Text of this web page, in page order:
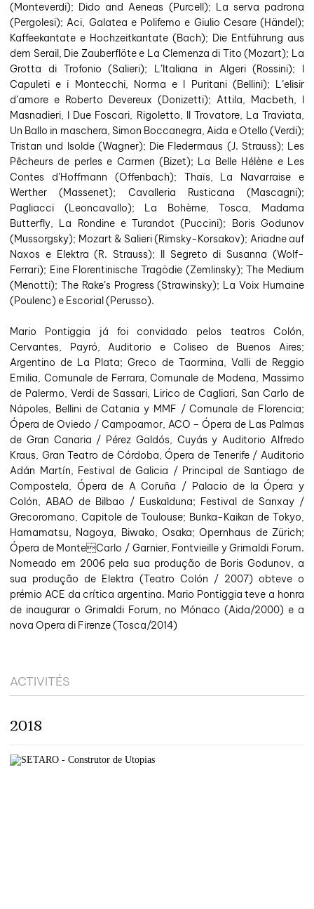
(Monteverdi); Dido and Aeneas (Purcell); La serva padrona
(Pergolesi); Aci, Galatea e Polifemo e Giulio Cesare (Händel);
Kaffeekantate e Hochzeitkantate (Bach); Die Entführung aus
dem Serail, Die Zauberflöte e La Clemenza di Tito (Mozart); La
Grotta di Trofonio (Salieri); L’Italiana in Algeri (Rossini); I
Capuleti e i Montecchi, Norma e I Puritani (Bellini); L’elisir
d’amore e Roberto Devereux (Donizetti); Attila, Macbeth, I
Masnadieri, I Due Foscari, Rigoletto, Il Trovatore, La Traviata,
Un Ballo in maschera, Simon Boccanegra, Aida e Otello (Verdi);
Tristan und Isolde (Wagner); Die Fledermaus (J. Strauss); Les
Pêcheurs de perles e Carmen (Bizet); La Belle Hélène e Les
Contes d’Hoffmann (Offenbach); Thaïs, La Navarraise e
Werther (Massenet); Cavalleria Rusticana (Mascagni);
Pagliacci (Leoncavallo); La Bohème, Tosca, Madama
Butterfly, La Rondine e Turandot (Puccini); Boris Godunov
(Mussorgsky); Mozart & Salieri (Rimsky-Korsakov); Ariadne auf
Naxos e Elektra (R. Strauss); Il Segreto di Susanna (Wolf-
Ferrari); Eine Florentinische Tragödie (Zemlinsky); The Medium
(Menotti); The Rake’s Progress (Strawinsky); La Voix Humaine
(Poulenc) e Escorial (Perusso).
Mario Pontiggia já foi convidado pelos teatros Colón,
Cervantes, Payró, Auditorio e Coliseo de Buenos Aires;
Argentino de La Plata; Greco de Taormina, Valli de Reggio
Emilia, Comunale de Ferrara, Comunale de Modena, Massimo
de Palermo, Verdi de Sassari, Lirico de Cagliari, San Carlo de
Nápoles, Bellini de Catania y MMF / Comunale de Florencia;
Ópera de Oviedo / Campoamor, ACO – Ópera de Las Palmas
de Gran Canaria / Pérez Galdós, Cuyás y Auditorio Alfredo
Kraus, Gran Teatro de Córdoba, Ópera de Tenerife / Auditorio
Adán Martín, Festival de Galicia / Principal de Santiago de
Compostela, Ópera de A Coruña / Palacio de la Ópera y
Colón, ABAO de Bilbao / Euskalduna; Festival de Sanxay /
Grecoromano, Capitole de Toulouse; Bunka-Kaikan de Tokyo,
Hamamatsu, Nagoya, Biwako, Osaka; Opernhaus de Zürich;
Ópera de MonteCarlo / Garnier, Fontvieille y Grimaldi Forum.
Nomeado em 2006 pela sua produção de Boris Godunov, a
sua produção de Elektra (Teatro Colón / 2007) obteve o
prémio ACE da crítica argentina. Mario Pontiggia teve a honra
de inaugurar o Grimaldi Forum, no Mónaco (Aida/2000) e a
nova Opera di Firenze (Tosca/2014)
ACTIVITÉS
2018